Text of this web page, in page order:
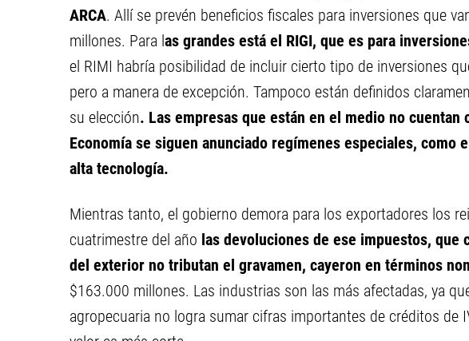
ARCA. Allí se prevén beneficios fiscales para inversiones que
millones. Para las grandes está el RIGI, que es para
el RIMI habría posibilidad de incluir cierto tipo de inversiones
pero a manera de excepción. Tampoco están definidos
su elección. Las empresas que están en el medio no cuentan
Economía se siguen anunciado regímenes especiales, como
alta tecnología.
Mientras tanto, el gobierno demora para los exportadores los
cuatrimestre del año las devoluciones de ese impuestos,
del exterior no tributan el gravamen, cayeron en términos
$163.000 millones. Las industrias son las más afectadas, ya
agropecuaria no logra sumar cifras importantes de créditos de